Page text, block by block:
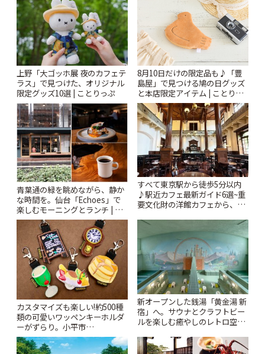
上野「大ゴッホ展 夜のカフェテ
ラス」で見つけた、オリジナル
限定グッズ10選 | ことりっぷ
8月10日だけの限定品も♪「豊
島屋」で見つける鳩の日グッズ
と本店限定アイテム | ことりっ
ぷ
青葉通の緑を眺めながら、静か
な時間を。仙台「Echoes」で
楽しむモーニングとランチ | こ
とりっぷ
すべて東京駅から徒歩5分以内
♪駅近カフェ最新ガイド6選~重
要文化財の洋館カフェから、改
りっぷ
カスタマイズも楽しい!約500種
類の可愛いワッペンキーホルダ
ーがずらり。小平市
「Kimamaya T&K」 | ことりっ
ぷ
新オープンした銭湯「黄金湯 新
宿」へ。サウナとクラフトビー
ルを楽しむ癒やしのレトロ空間